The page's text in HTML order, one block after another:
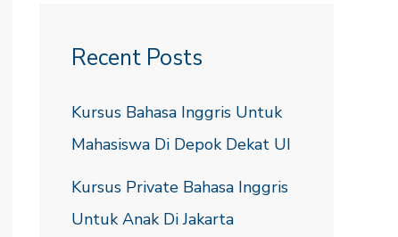
Recent Posts
Kursus Bahasa Inggris Untuk
Mahasiswa Di Depok Dekat UI
Kursus Private Bahasa Inggris
Untuk Anak Di Jakarta